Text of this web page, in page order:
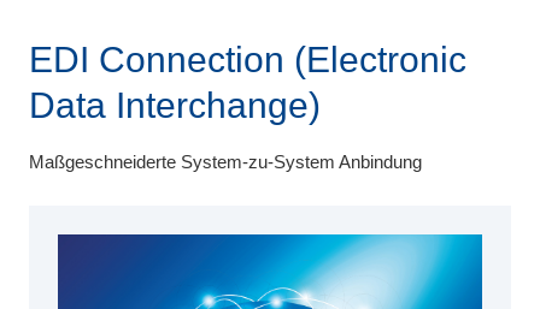
EDI Connection (Electronic
Data Interchange)
Maßgeschneiderte System-zu-System Anbindung